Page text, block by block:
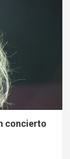
concierto